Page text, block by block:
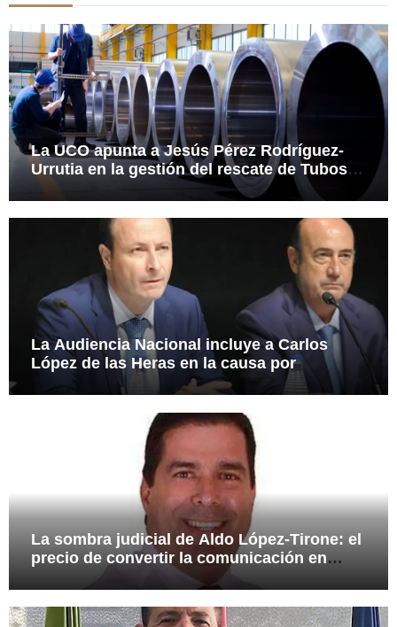
La UCO apunta a Jesús Pérez Rodríguez-
Urrutia en la gestión del rescate de Tubos
Reunidos
La Audiencia Nacional incluye a Carlos
López de las Heras en la causa por
presuntas irregularidades en el rescate de
112,8 millones a Tubos Reunidos
La sombra judicial de Aldo López-Tirone: el
precio de convertir la comunicación en